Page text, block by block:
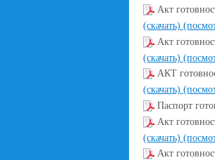
Акт
(скачать)
Акт
(скачать)
АКТ
(скачать)
Паспорт
Акт
(скачать)
Акт